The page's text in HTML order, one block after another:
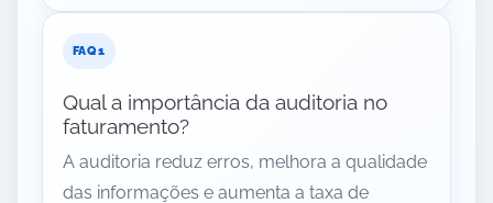
Qual a importância da auditoria no
faturamento?
A auditoria reduz erros, melhora a qualidade
das informações e aumenta a taxa de